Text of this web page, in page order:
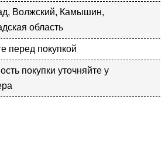
Волжский, Камышин,
область
перед покупкой
покупки уточняйте у